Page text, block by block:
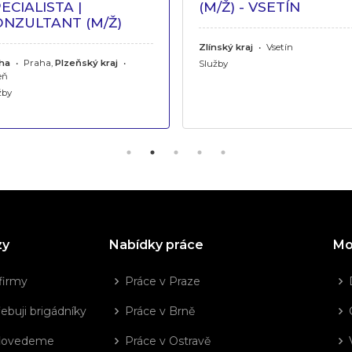
|
(M/Ž)
• Praha, Plzeňský kraj •
(M/Ž) - VSETÍN
Zlínský kraj • Vsetín
Služby
brigádníky
Nabídky práce
Práce v Praze
Práce v Brně
Práce v Ostravě